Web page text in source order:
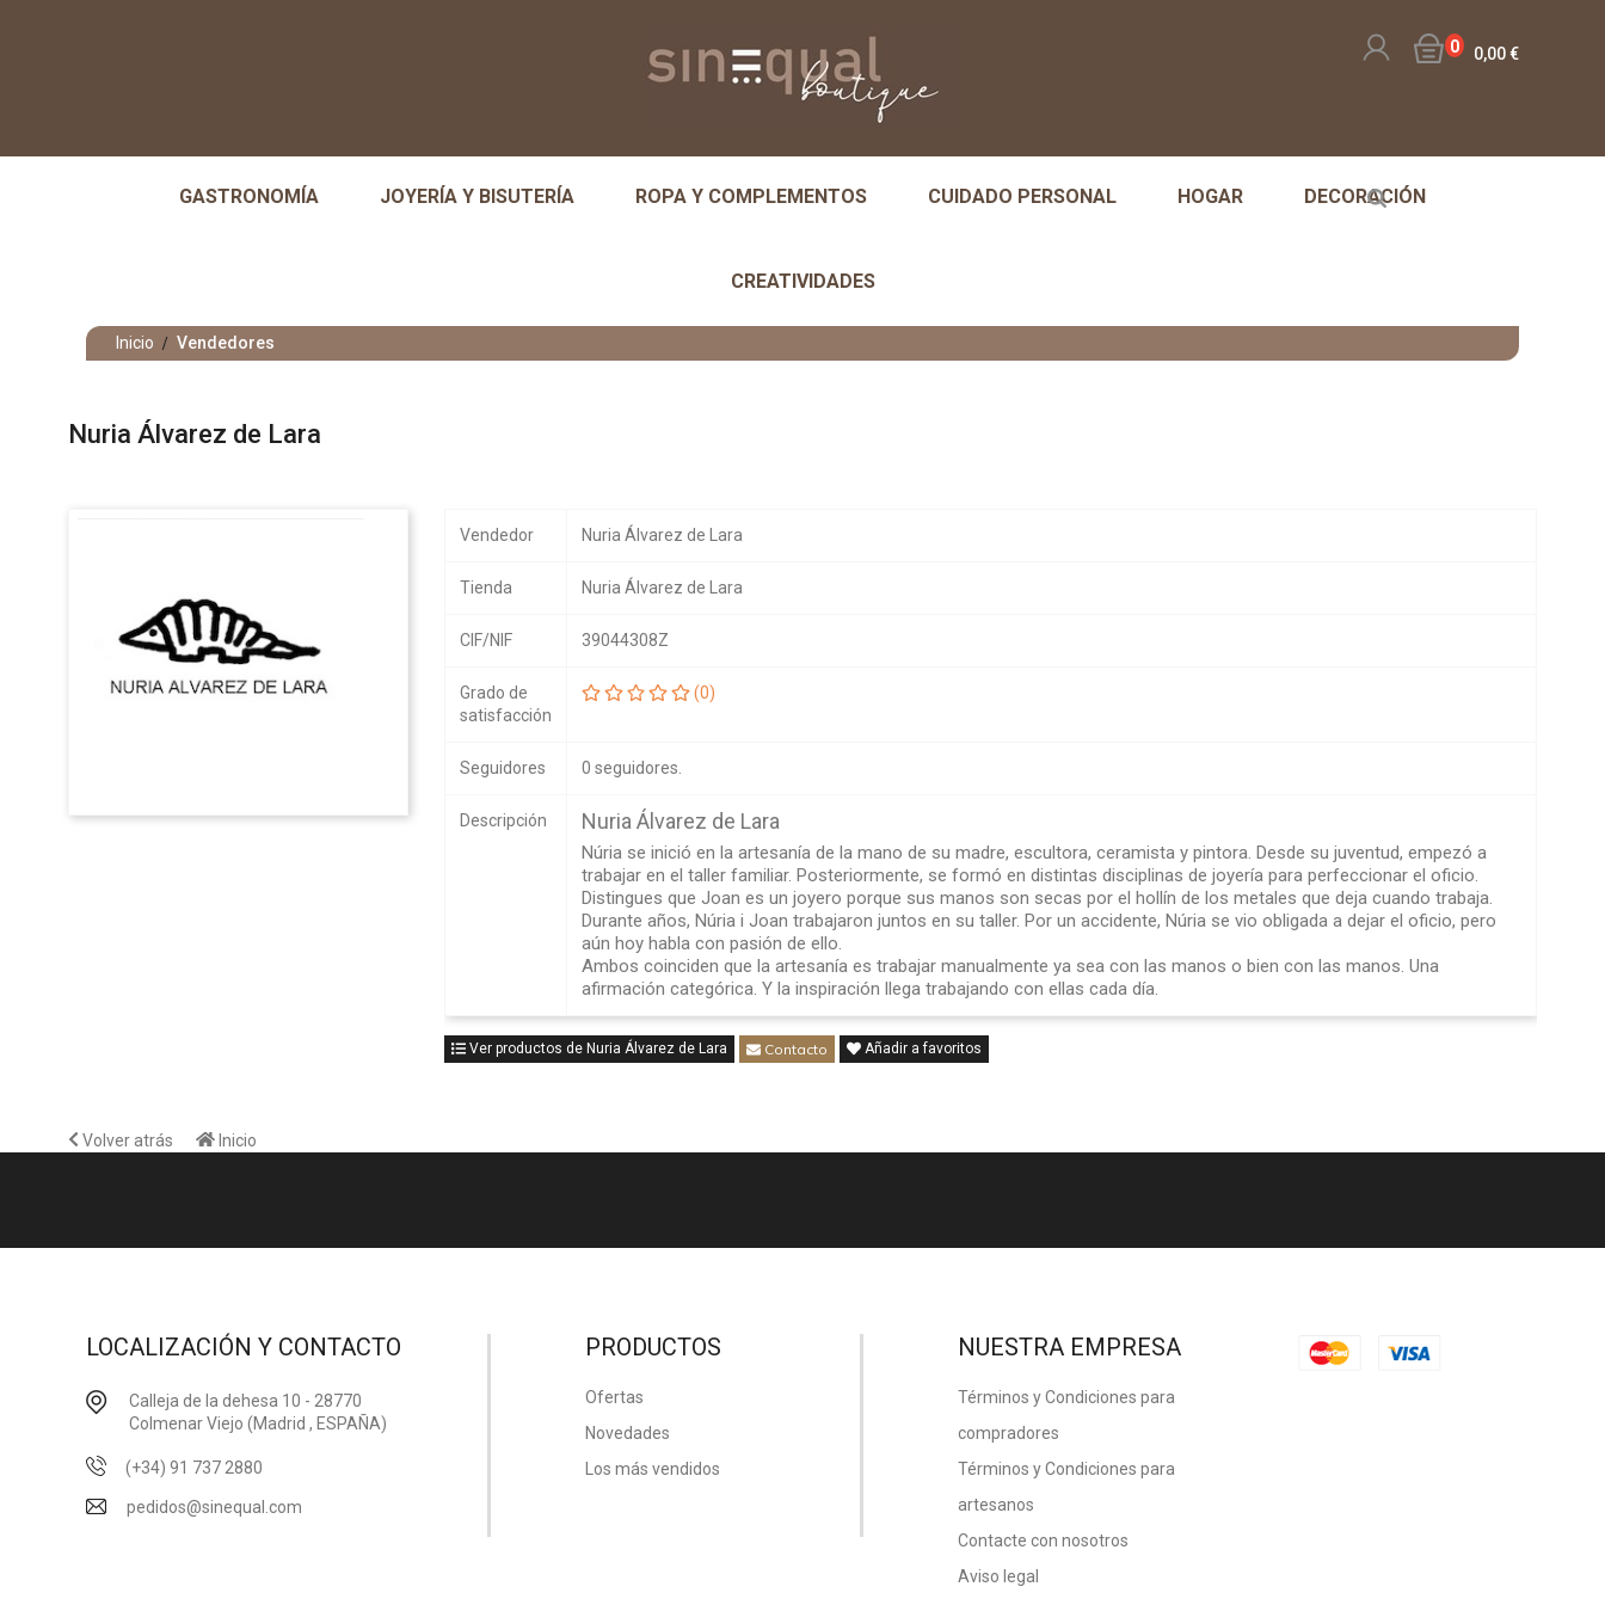
0 0,00 €
GASTRONOMÍA JOYERÍA Y BISUTERÍA ROPA Y COMPLEMENTOS CUIDADO PERSONAL HOGAR DECORACIÓN
CREATIVIDADES
Inicio Vendedores
Nuria Álvarez de Lara
Vendedor Nuria Álvarez de Lara
Tienda Nuria Álvarez de Lara
CIF/NIF 39044308Z
Grado de
satisfacción
(0)
Seguidores 0 seguidores.
Descripción Nuria Álvarez de Lara
Núria se inició en la artesanía de la mano de su madre, escultora, ceramista y pintora. Desde su juventud, empezó a
trabajar en el taller familiar. Posteriormente, se formó en distintas disciplinas de joyería para perfeccionar el oficio.
Distingues que Joan es un joyero porque sus manos son secas por el hollín de los metales que deja cuando trabaja.
Durante años, Núria i Joan trabajaron juntos en su taller. Por un accidente, Núria se vio obligada a dejar el oficio, pero
aún hoy habla con pasión de ello.
Ambos coinciden que la artesanía es trabajar manualmente ya sea con las manos o bien con las manos. Una
afirmación categórica. Y la inspiración llega trabajando con ellas cada día.
Ver productos de Nuria Álvarez de Lara Contacto Añadir a favoritos
Volver atrás Inicio
LOCALIZACIÓN Y CONTACTO
Calleja de la dehesa 10 - 28770
Colmenar Viejo (Madrid , ESPAÑA)
(+34) 91 737 2880
pedidos@sinequal.com
PRODUCTOS
Ofertas
Novedades
Los más vendidos
NUESTRA EMPRESA
Términos y Condiciones para
compradores
Términos y Condiciones para
artesanos
Contacte con nosotros
Aviso legal